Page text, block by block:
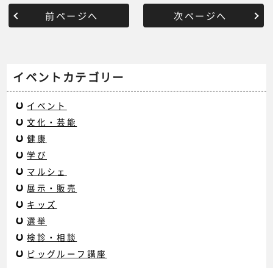
前ページへ 次ページへ
イベントカテゴリー
イベント
文化・芸能
健康
学び
マルシェ
展示・販売
キッズ
選挙
検診・相談
ビッグルーフ講座